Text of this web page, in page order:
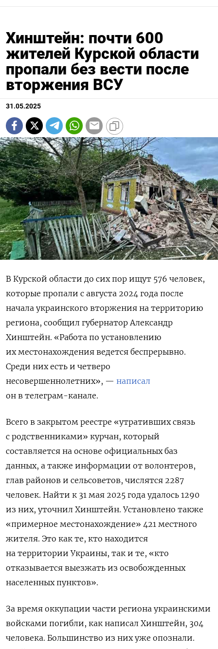
Хинштейн: почти 600
жителей Курской области
пропали без вести после
вторжения ВСУ
31.05.2025
В Курской области до сих пор ищут 576 человек,
которые пропали с августа 2024 года после
начала украинского вторжения на территорию
региона, сообщил губернатор Александр
Хинштейн. «Работа по установлению
их местонахождения ведется беспрерывно.
Среди них есть и четверо
несовершеннолетних», — написал
он в телеграм-канале.
Всего в закрытом реестре «утративших связь
с родственниками» курчан, который
составляется на основе официальных баз
данных, а также информации от волонтеров,
глав районов и сельсоветов, числятся 2287
человек. Найти к 31 мая 2025 года удалось 1290
из них, уточнил Хинштейн. Установлено также
«примерное местонахождение» 421 местного
жителя. Это как те, кто находится
на территории Украины, так и те, «кто
отказывается выезжать из освобожденных
населенных пунктов».
За время оккупации части региона украинскими
войсками погибли, как написал Хинштейн, 304
человека. Большинство из них уже опознали.